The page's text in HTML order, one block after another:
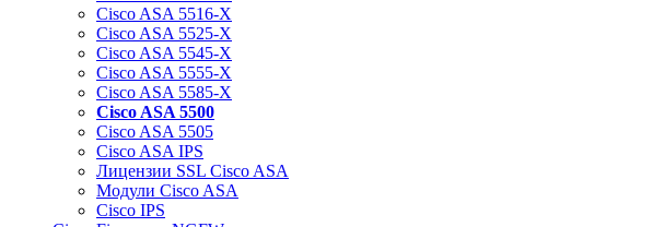
Cisco ASA 5516-X
Cisco ASA 5525-X
Cisco ASA 5545-X
Cisco ASA 5555-X
Cisco ASA 5585-X
Cisco ASA 5500
Cisco ASA 5505
Cisco ASA IPS
Лицензии SSL Cisco ASA
Модули Cisco ASA
Cisco IPS